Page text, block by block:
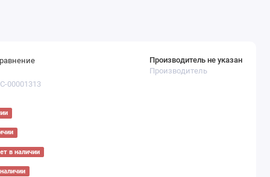
00001313
Производитель не указан
Производитель
в наличии